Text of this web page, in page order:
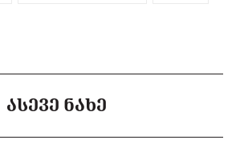
ᲐᲡᲔᲕᲔ ᲜᲐᲮᲔ